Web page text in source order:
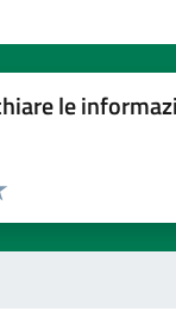
le
5 stelle su 5
stelle su 5
su 5
su 5